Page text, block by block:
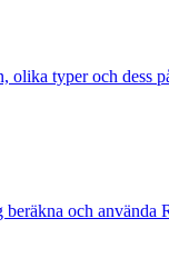
typer och dess
och använda